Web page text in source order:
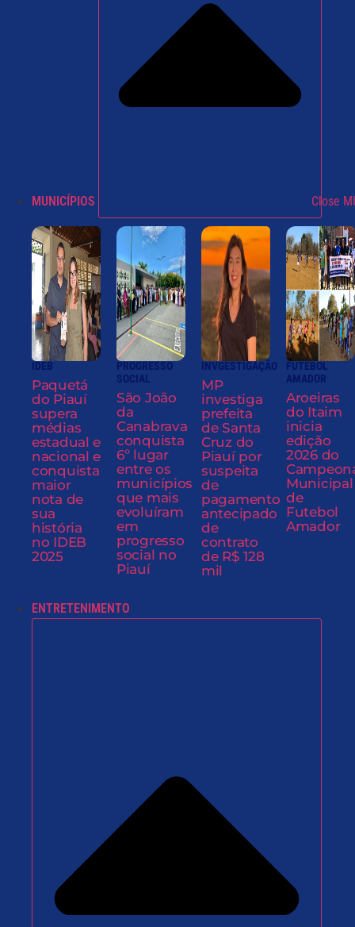
MUNICÍPIOS Close
IDEB
Paquetá
do Piauí
supera
médias
estadual e
nacional e
conquista
maior
nota de
sua
história
no IDEB
2025
PROGRESSO
SOCIAL
São João
da
Canabrava
conquista
6º lugar
entre os
municípios
que mais
evoluíram
em
progresso
social no
Piauí
INVGESTIGAÇÃO
MP
investiga
prefeita
de Santa
Cruz do
Piauí por
suspeita
de
pagamento
antecipado
de
contrato
de R$ 128
mil
FUTEBOL
AMADOR
Aroeiras
do Itaim
inicia
edição
2026 do
Municipal
de
Futebol
Amador
ENTRETENIMENTO